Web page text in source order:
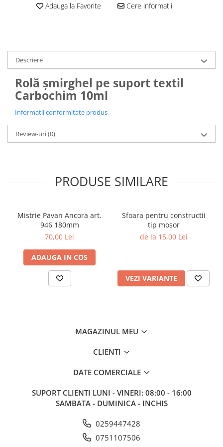
Adauga la Favorite Cere informatii
Descriere
Rolă șmirghel pe suport textil
Carbochim 10ml
Informatii conformitate produs
Review-uri(0)
PRODUSE SIMILARE
Mistrie Pavan Ancora art.
946 180mm
70,00 Lei
ADAUGA IN COS
Sfoara pentru constructii
tip mosor
de la 15,00 Lei
VEZI VARIANTE
MAGAZINUL MEU
CLIENTI
DATE COMERCIALE
SUPORT CLIENTI LUNI - VINERI: 08:00 - 16:00
SAMBATA - DUMINICA - INCHIS
0259447428
0751107506